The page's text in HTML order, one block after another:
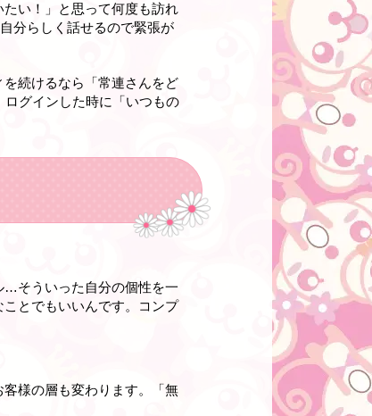
い！」と思って何度も訪れ
分らしく話せるので緊張が
続けるなら「常連さんをど
グインした時に「いつもの
…そういった自分の個性を一
とでもいいんです。コンプ
様の層も変わります。「無